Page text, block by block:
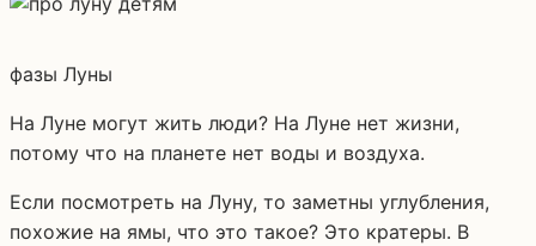
фазы Луны
На Луне могут жить люди? На Луне нет жизни,
потому что на планете нет воды и воздуха.
Если посмотреть на Луну, то заметны углубления,
похожие на ямы, что это такое? Это кратеры. В